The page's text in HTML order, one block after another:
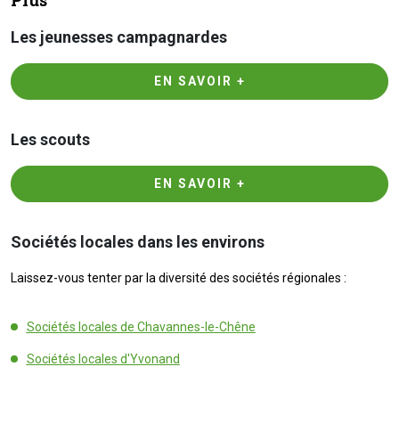
Les jeunesses campagnardes
EN SAVOIR +
Les scouts
EN SAVOIR +
Sociétés locales dans les environs
Laissez-vous tenter par la diversité des sociétés régionales :
Sociétés locales de Chavannes-le-Chêne
Sociétés locales d'Yvonand